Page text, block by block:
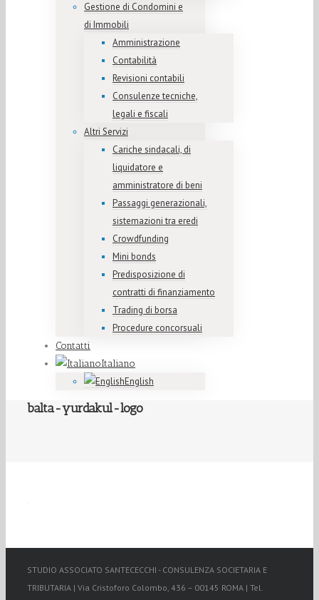
Gestione di Condomini e
di Immobili
Amministrazione
Contabilità
Revisioni contabili
Consulenze tecniche,
legali e fiscali
Altri Servizi
Cariche sindacali, di
liquidatore e
amministratore di beni
Passaggi generazionali,
sistemazioni tra eredi
Crowdfunding
Mini bonds
Predisposizione di
contratti di finanziamento
Trading di borsa
Procedure concorsuali
Contatti
Italiano
English
balta-yurdakul-logo
STUDIO ASSOCIATO SANTECECCHI - CONSULENZA SOCIETARIA E
TRIBUTARIA | Via Cristoforo Colombo, 436 – 00145 ROMA | Tel.